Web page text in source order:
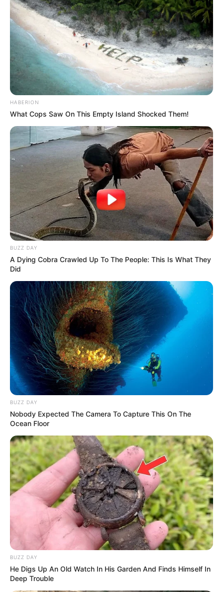
HABERION
What Cops Saw On This Empty Island Shocked Them!
BUZZ DAY
A Dying Cobra Crawled Up To The People: This Is What They
Did
BUZZ DAY
Nobody Expected The Camera To Capture This On The
Ocean Floor
BUZZ DAY
He Digs Up An Old Watch In His Garden And Finds Himself In
Deep Trouble